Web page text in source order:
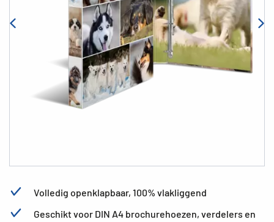
Volledig openklapbaar, 100% vlakliggend
Geschikt voor DIN A4 brochurehoezen, verdelers en